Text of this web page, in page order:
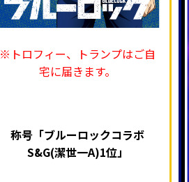
※トロフィー、トランプはご自
宅に届きます。
称号「ブルーロックコラボ
S&G(潔世一A)1位」